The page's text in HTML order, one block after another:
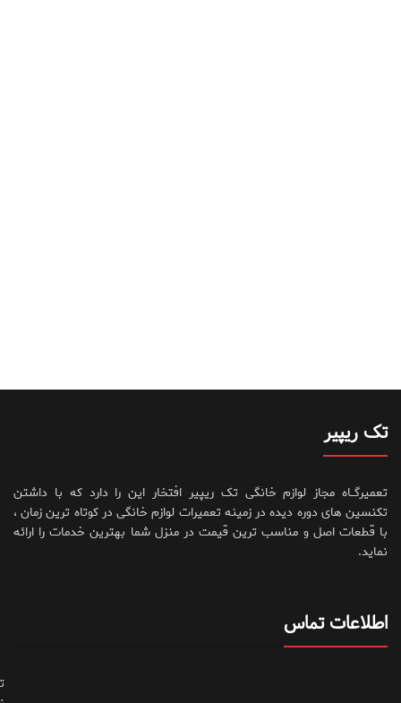
تک ریپیر
تعمیرگــاه مجاز لوازم خانگی تک ریپیر افتخار این را دارد که با داشتن
تکنسین های دوره دیده در زمینه تعمیرات لوازم خانگی در کوتاه ترین زمان ،
با قطعات اصل و مناسب ترین قیمت در منزل شما بهترین خدمات را ارائه
نماید.
اطلاعات تماس